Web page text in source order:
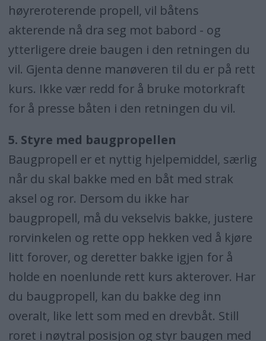
høyreroterende propell, vil båtens
akterende nå dra seg mot babord - og
ytterligere dreie baugen i den retningen du
vil. Gjenta denne manøveren til du er på rett
kurs. Ikke vær redd for å bruke motorkraft
for å presse båten i den retningen du vil.
5. Styre med baugpropellen
Baugpropell er et nyttig hjelpemiddel, særlig
når du skal bakke med en båt med strak
aksel og ror. Dersom du ikke har
baugpropell, må du vekselvis bakke, justere
rorvinkelen og rette opp hekken ved å kjøre
litt forover, og deretter bakke igjen for å
holde en noenlunde rett kurs akterover. Har
du baugpropell, kan du bakke deg inn
overalt, like lett som med en drevbåt. Still
roret i nøytral posisjon og styr baugen med